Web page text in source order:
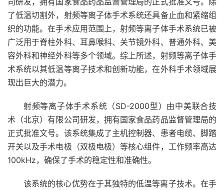
了低温切割外，射频等离子体手术系统还具备止血和紧缩组
织的功能。在手术应用范围上，射频等离子体手术系统已被
广泛用于脊柱外科、耳鼻喉科、关节镜外科、普通外科、美
容外科和神经外科等多个领域。综上所述，射频等离子体手
术系统以其低温等离子技术和创新功能，在外科手术领域展
现出巨大的潜力。
射频等离子体手术系统（SD-2000型）由中美联合技
术（北京）有限公司研发，拥有国家食品药品监督管理局的
正式批准文号。该系统集成了主机控制器、患者电缆、脚踏
开关以及手术电极（双极电极）等核心组件，工作频率高达
100kHz，确保了手术的稳定性和准确性。
该系统的核心优势在于其独特的低温等离子技术。在手